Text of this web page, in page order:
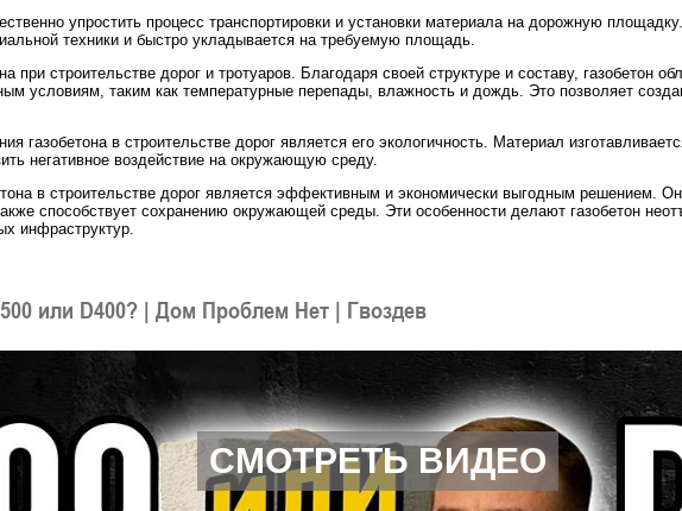
упростить процесс транспортировки и установки материала на дорожную
техники и быстро укладывается на требуемую площадь.
при строительстве дорог и тротуаров. Благодаря своей структуре и составу, газобетон
условиям, таким как температурные перепады, влажность и дождь. Это позволяет
газобетона в строительстве дорог является его экологичность. Материал
негативное воздействие на окружающую среду.
в строительстве дорог является эффективным и экономически выгодным решением.
способствует сохранению окружающей среды. Эти особенности делают газобетон
инфраструктур.
или D400? | Дом Проблем Нет | Гвоздев
СМОТРЕТЬ ВИДЕО